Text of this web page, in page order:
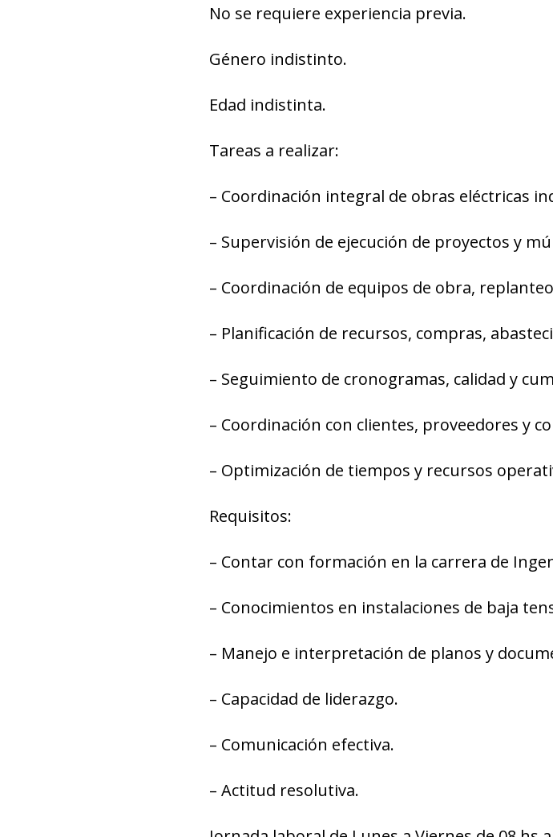
No se requiere experiencia previa.
Género indistinto.
Edad indistinta.
Tareas a realizar:
– Coordinación integral de obras eléctricas
– Supervisión de ejecución de proyectos y
– Coordinación de equipos de obra,
– Planificación de recursos, compras,
– Seguimiento de cronogramas, calidad y
– Coordinación con clientes, proveedores y
– Optimización de tiempos y recursos
Requisitos:
– Contar con formación en la carrera de
– Conocimientos en instalaciones de baja
– Manejo e interpretación de planos y
– Capacidad de liderazgo.
– Comunicación efectiva.
– Actitud resolutiva.